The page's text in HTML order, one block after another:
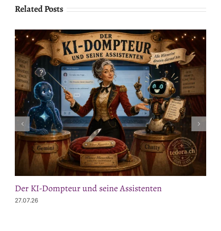
Related Posts
Der KI-Dompteur und seine Assistenten
27.07.26